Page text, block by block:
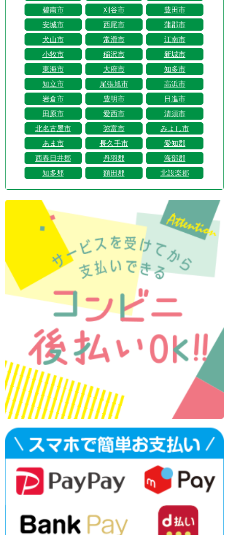
碧南市
刈谷市
豊田市
安城市
西尾市
蒲郡市
犬山市
常滑市
江南市
小牧市
稲沢市
新城市
東海市
大府市
知多市
知立市
尾張旭市
高浜市
岩倉市
豊明市
日進市
田原市
愛西市
清須市
北名古屋市
弥富市
みよし市
あま市
長久手市
愛知郡
西春日井郡
丹羽郡
海部郡
知多郡
額田郡 北設楽郡